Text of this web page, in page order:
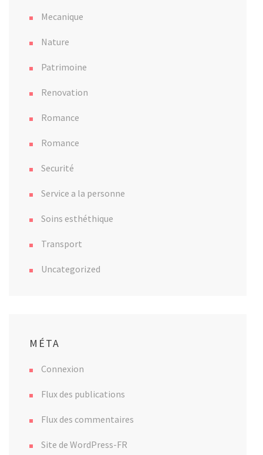
Mecanique
Nature
Patrimoine
Renovation
Romance
Romance
Securité
Service a la personne
Soins esthéthique
Transport
Uncategorized
MÉTA
Connexion
Flux des publications
Flux des commentaires
Site de WordPress-FR